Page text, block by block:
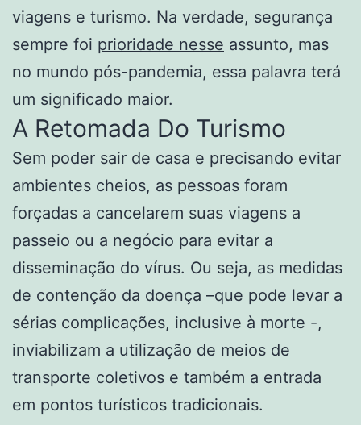
viagens e turismo. Na verdade, segurança
sempre foi prioridade nesse assunto, mas
no mundo pós-pandemia, essa palavra terá
um significado maior.
A Retomada Do Turismo
Sem poder sair de casa e precisando evitar
ambientes cheios, as pessoas foram
forçadas a cancelarem suas viagens a
passeio ou a negócio para evitar a
disseminação do vírus. Ou seja, as medidas
de contenção da doença –que pode levar a
sérias complicações, inclusive à morte -,
inviabilizam a utilização de meios de
transporte coletivos e também a entrada
em pontos turísticos tradicionais.